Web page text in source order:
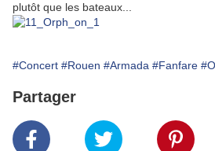
plutôt que les bateaux...
#Concert #Rouen #Armada #Fanfare
Partager